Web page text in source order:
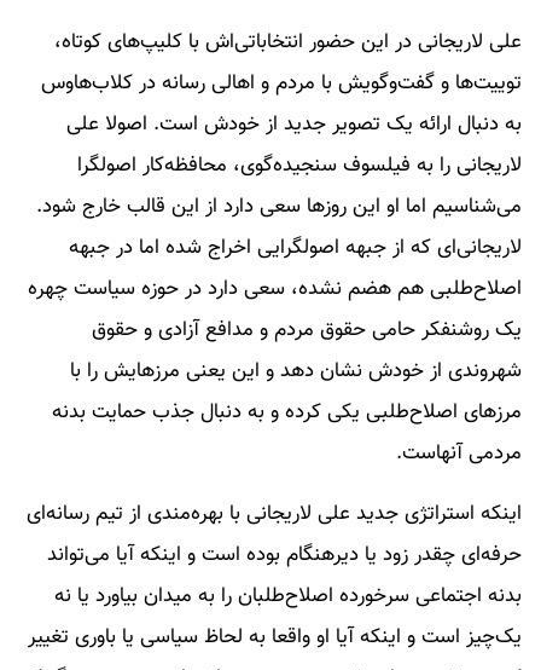
علی لاریجانی در این حضور انتخاباتی‌اش با کلیپ‌های کوتاه،
توییت‌ها و گفت‌وگویش با مردم و اهالی رسانه در کلاب‌هاوس
به دنبال ارائه یک تصویر جدید از خودش است. اصولا علی
لاریجانی را به فیلسوف سنجیده‌گوی، محافظه‌کار اصولگرا
می‌شناسیم اما او این روزها سعی دارد از این قالب خارج شود.
لاریجانی‌ای که از جبهه اصولگرایی اخراج شده اما در جبهه
اصلاح‌طلبی هم هضم ‌نشده، سعی دارد در حوزه سیاست چهره
یک روشنفکر حامی حقوق مردم و مدافع آزادی و حقوق
شهروندی از خودش نشان دهد و این یعنی مرزهایش را با
مرزهای اصلاح‌طلبی یکی کرده و به دنبال جذب حمایت بدنه
مردمی آنهاست.
اینکه استراتژی جدید علی لاریجانی با بهره‌مندی از تیم رسانه‌ای
حرفه‌ای چقدر زود یا دیرهنگام بوده است و اینکه آیا می‌تواند
بدنه اجتماعی سرخورده اصلاح‌طلبان را به میدان بیاورد یا نه
یک‌چیز است و اینکه آیا او واقعا به لحاظ سیاسی یا باوری تغییر